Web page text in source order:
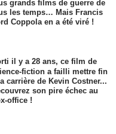
grands films de guerre de
les temps… Mais Francis
Coppola en a été viré !
il y a 28 ans, ce film de
fiction a failli mettre fin
carrière de Kevin Costner...
son pire échec au
office !